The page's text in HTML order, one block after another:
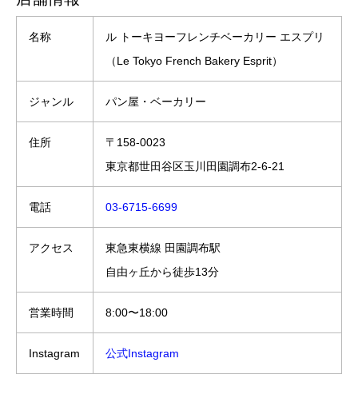
名称
ル トーキヨーフレンチベーカリー エスプリ
（Le Tokyo French Bakery Esprit）
ジャンル パン屋・ベーカリー
住所
〒158-0023
東京都世田谷区玉川田園調布2-6-21
電話 03-6715-6699
アクセス
東急東横線 田園調布駅
自由ヶ丘から徒歩13分
営業時間 8:00〜18:00
Instagram 公式Instagram